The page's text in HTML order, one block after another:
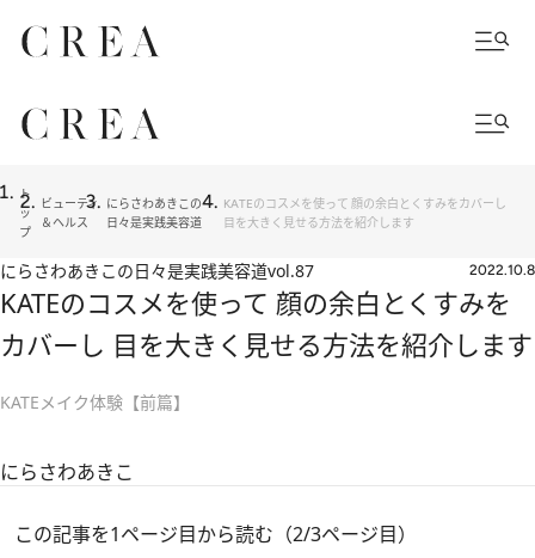
ト
ッ
プ
ビューティ
＆ヘルス
にらさわあきこの
日々是実践美容道
KATEのコスメを使って 顔の余白とくすみをカバーし
目を大きく見せる方法を紹介します
にらさわあきこの日々是実践美容道vol.87 2022.10.8
KATEのコスメを使って 顔の余白とくすみを
カバーし 目を大きく見せる方法を紹介します
KATEメイク体験【前篇】
にらさわあきこ
この記事を1ページ目から読む（2/3ページ目）